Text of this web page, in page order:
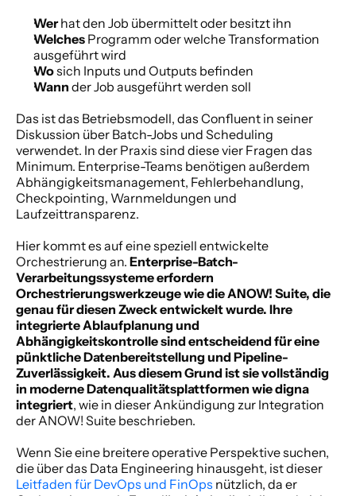
Wer hat den Job übermittelt oder besitzt ihn
Welches Programm oder welche Transformation
ausgeführt wird
Wo sich Inputs und Outputs befinden
Wann der Job ausgeführt werden soll
Das ist das Betriebsmodell, das Confluent in seiner
Diskussion über Batch-Jobs und Scheduling
verwendet. In der Praxis sind diese vier Fragen das
Minimum. Enterprise-Teams benötigen außerdem
Abhängigkeitsmanagement, Fehlerbehandlung,
Checkpointing, Warnmeldungen und
Laufzeittransparenz.
Hier kommt es auf eine speziell entwickelte
Orchestrierung an. Enterprise-Batch-
Verarbeitungssysteme erfordern
Orchestrierungswerkzeuge wie die ANOW! Suite, die
genau für diesen Zweck entwickelt wurde. Ihre
integrierte Ablaufplanung und
Abhängigkeitskontrolle sind entscheidend für eine
pünktliche Datenbereitstellung und Pipeline-
Zuverlässigkeit. Aus diesem Grund ist sie vollständig
in moderne Datenqualitätsplattformen wie digna
integriert, wie in dieser Ankündigung zur Integration
der ANOW! Suite beschrieben.
Wenn Sie eine breitere operative Perspektive suchen,
Leitfaden für DevOps und FinOps nützlich, da er